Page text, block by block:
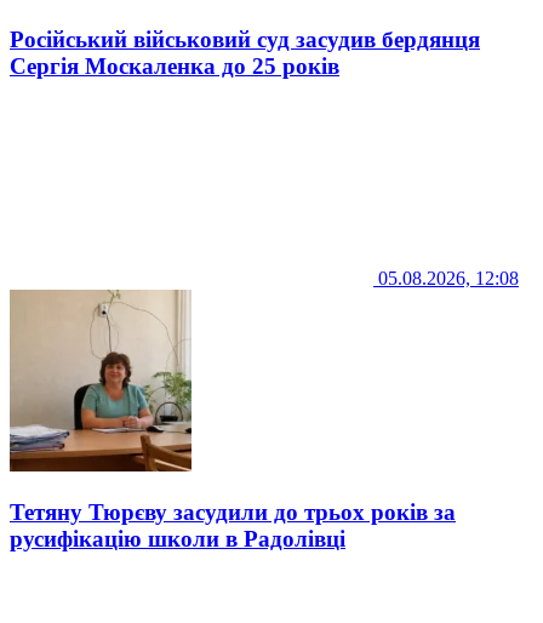
Російський військовий суд засудив бердянця
Сергія Москаленка до 25 років
05.08.2026, 12:08
Тетяну Тюрєву засудили до трьох років за
русифікацію школи в Радолівці